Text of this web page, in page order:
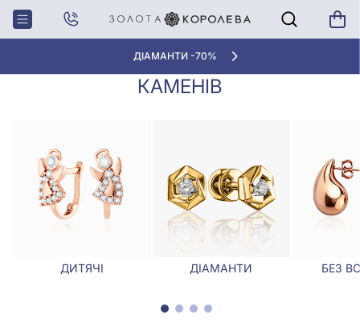
ДІАМАНТИ -70%
Головна Сережки Срібні сережки з розсипом каменів
СРІБНІ СЕРЕЖКИ З РОЗСИПОМ
КАМЕНІВ
ДИТЯЧІ ДІАМАНТИ БЕЗ